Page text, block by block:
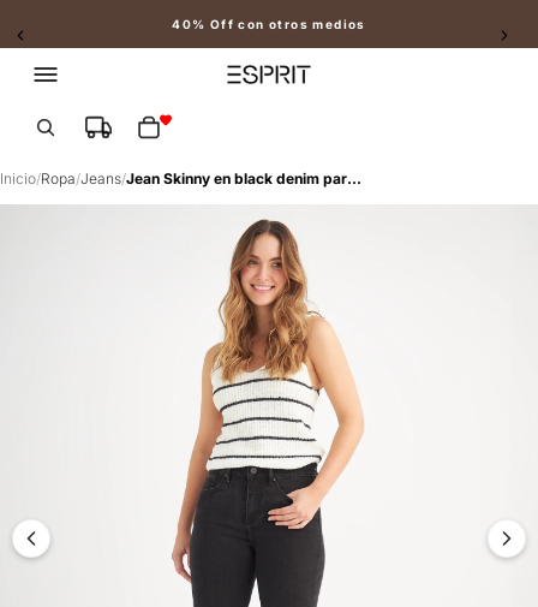
40% Off con otros medios
Slide 2 of 2
Inicio/Ropa/Jeans/ Jean Skinny en black denim para mujer - Negro